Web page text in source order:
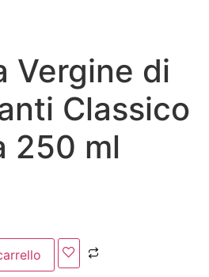
Vergine di
Classico
250 ml